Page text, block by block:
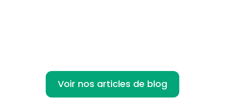
Voir nos articles de blog